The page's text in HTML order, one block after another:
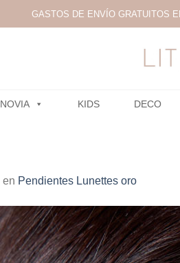
GASTOS DE ENVÍO GRATUITOS
NOVIA KIDS DECO
en Pendientes Lunettes oro